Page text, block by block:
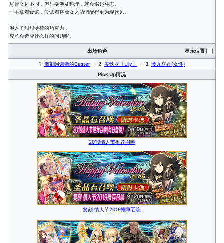
尽管文化不同，但只要涉及料理，就会燃起斗志。
一手拿着食谱，尝试着将魔女之药调配得更为现代风。
混入了甜甜薄荷的巧克力，
究竟会造成什么样的问题呢。
出场角色 显示位置
1. 俄刻阿诺斯的Caster・ 2. 美狄亚〔Lily〕 ・ 3. 藤丸立香(女性)
Pick Up情况
2019情人节推荐召唤
复刻 情人节2019推荐召唤